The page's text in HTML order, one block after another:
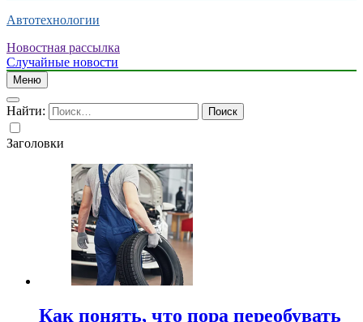
Автотехнологии
Новостная рассылка
Случайные новости
Меню
Найти:
Заголовки
Как понять, что пора переобувать